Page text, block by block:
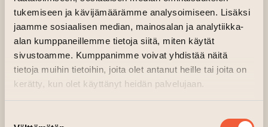
tukemiseen ja kävijämäärämme analysoimiseen. Lisäksi
jaamme sosiaalisen median, mainosalan ja analytiikka-
alan kumppaneillemme tietoja siitä, miten käytät
sivustoamme. Kumppanimme voivat yhdistää näitä
tietoja muihin tietoihin, joita olet antanut heille tai joita on
kerätty, kun olet käyttänyt heidän palvelujaan.
18.08.2023–02.09.2023 kl. 11.00—18.00
Kellari
Organiser: Freshcode Art Connection(opens an
FAC – Freshcode Art Connection 2023
18.8.-2.9.